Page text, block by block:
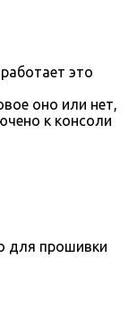
это
оно или нет,
к консоли
для прошивки